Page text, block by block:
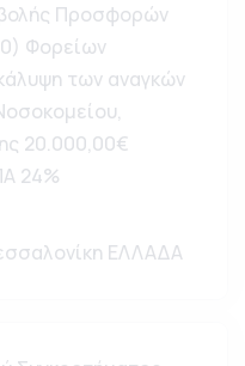
Προσφορών
Φορείων
των αναγκών
20.000,00€
24%
ΕΛΛΑΔΑ